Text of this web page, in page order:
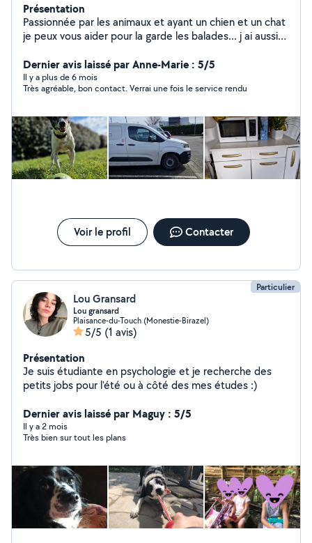
Présentation
Passionnée par les animaux et ayant un chien et un chat
je peux vous aider pour la garde les balades... j ai aussi
Je bricole et ai un jardin donc je peux aider pour l
entretien .
Dernier avis laissé par Anne-Marie : 5/5
Il y a plus de 6 mois
Très agréable, bon contact. Verrai une fois le service rendu
Voir le profil Contacter
Particulier
Lou Gransard
Lou gransard
Plaisance-du-Touch (Monestie-Birazel)
5/5 (1 avis)
Présentation
Je suis étudiante en psychologie et je recherche des
petits jobs pour l'été ou à côté des mes études :)
Dernier avis laissé par Maguy : 5/5
Il y a 2 mois
Très bien sur tout les plans